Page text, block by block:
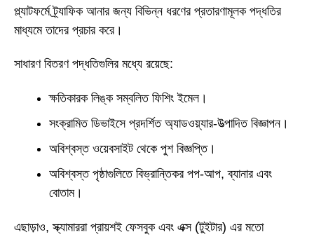
প্ল্যাটফর্মে ট্র্যাফিক আনার জন্য বিভিন্ন ধরণের প্রতারণামূলক পদ্ধতির
মাধ্যমে তাদের প্রচার করে।
সাধারণ বিতরণ পদ্ধতিগুলির মধ্যে রয়েছে:
ক্ষতিকারক লিঙ্ক সম্বলিত ফিশিং ইমেল।
সংক্রামিত ডিভাইসে প্রদর্শিত অ্যাডওয়্যার-উত্পাদিত বিজ্ঞাপন।
অবিশ্বস্ত ওয়েবসাইট থেকে পুশ বিজ্ঞপ্তি।
অবিশ্বস্ত পৃষ্ঠাগুলিতে বিভ্রান্তিকর পপ-আপ, ব্যানার এবং
বোতাম।
এছাড়াও, স্ক্যামাররা প্রায়শই ফেসবুক এবং এক্স (টুইটার) এর মতো